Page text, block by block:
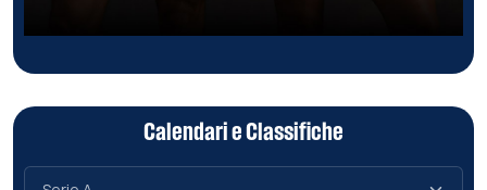
Calendari e Classifiche